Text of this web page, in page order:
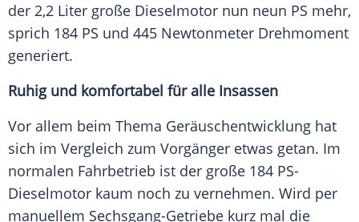
der 2,2 Liter große Dieselmotor nun neun PS mehr,
sprich 184 PS und 445 Newtonmeter Drehmoment
generiert.
Ruhig und komfortabel für alle Insassen
Vor allem beim Thema Geräuschentwicklung hat
sich im Vergleich zum Vorgänger etwas getan. Im
normalen Fahrbetrieb ist der große 184 PS-
Dieselmotor kaum noch zu vernehmen. Wird per
manuellem Sechsgang-Getriebe kurz mal die